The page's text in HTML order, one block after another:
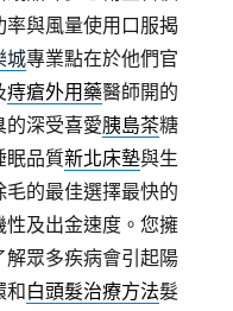
率與風量使用口服揭
城專業點在於他們官
痔瘡外用藥醫師開的
的深受喜愛胰島茶糖
眠品質新北床墊與生
的最佳選擇最快的
性及出金速度。您擁
解眾多疾病會引起陽
和白頭髮治療方法髮